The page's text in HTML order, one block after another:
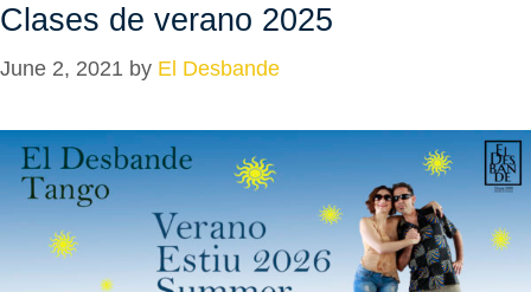
Clases de verano 2025
June 2, 2021 by El Desbande